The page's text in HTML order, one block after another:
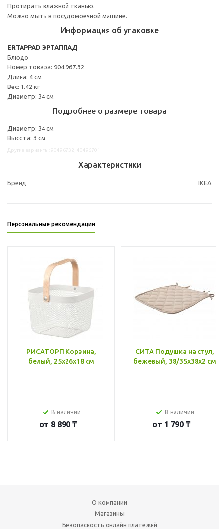
Протирать влажной тканью.
Можно мыть в посудомоечной машине.
Информация об упаковке
ERTAPPAD ЭРТАППАД
Блюдо
Номер товара: 904.967.32
Длина: 4 см
Вес: 1.42 кг
Диаметр: 34 см
Подробнее о размере товара
Диаметр: 34 см
Высота: 3 см
Характеристики
Бренд IKEA
Персональные рекомендации
РИСАТОРП Корзина,
белый, 25x26x18 см
В наличии
от 8 890 ₸
СИТА Подушка на стул,
бежевый, 38/35x38x2 см
В наличии
от 1 790 ₸
О компании
Магазины
Безопасность онлайн платежей